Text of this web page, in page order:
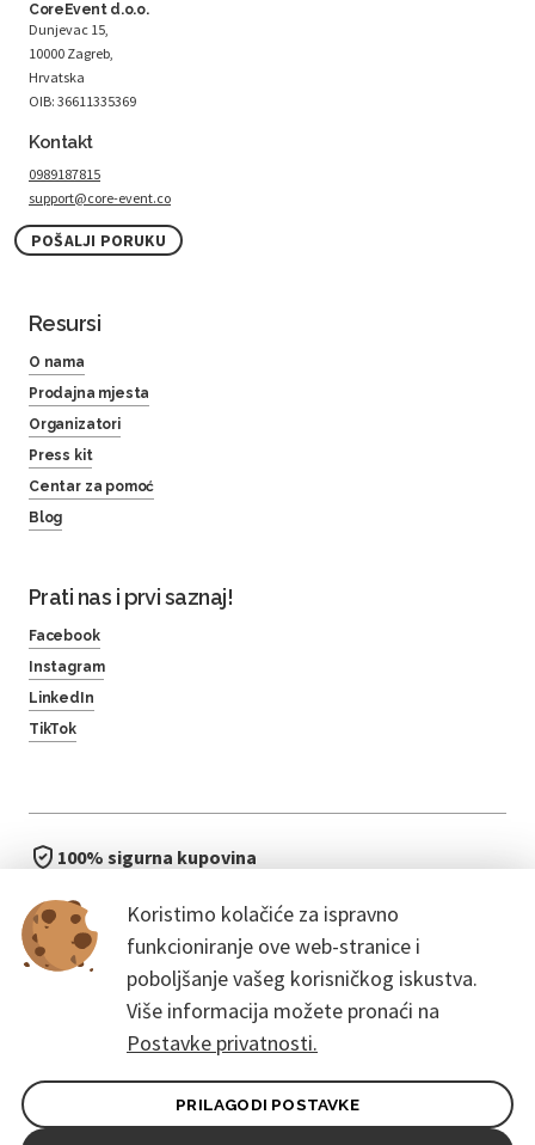
Koristimo kolačiće za ispravno
funkcioniranje ove web-stranice i
poboljšanje vašeg korisničkog iskustva.
Više informacija možete pronaći na
Postavke privatnosti.
PRILAGODI POSTAVKE
CoreEvent d.o.o.
Dunjevac 15,
10000 Zagreb,
Hrvatska
OIB: 36611335369
Kontakt
0989187815
support@core-event.co
POŠALJI PORUKU
Resursi
O nama
Prodajna mjesta
Organizatori
Press kit
Centar za pomoć
Blog
Prati nas i prvi saznaj!
Facebook
Instagram
LinkedIn
TikTok
100% sigurna kupovina
bez čekanja u redu
Opći uvjeti ugovora za kupce
Pravila zaštite osobnih podataka